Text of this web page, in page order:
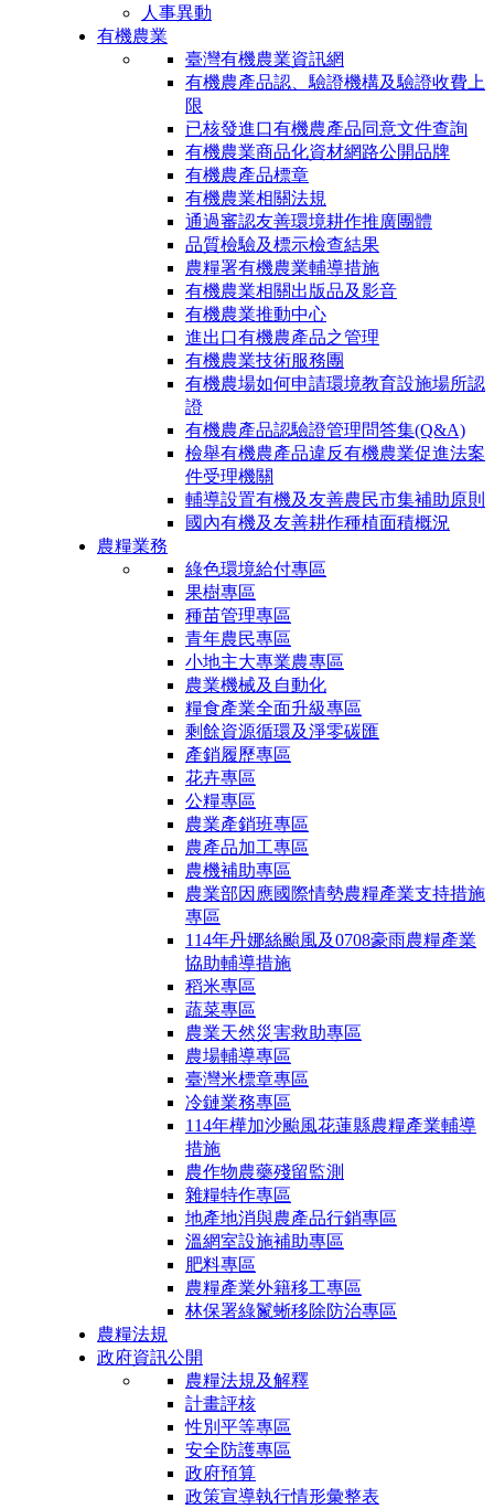
人事異動
有機農業
臺灣有機農業資訊網
有機農產品認、驗證機構及驗證收費上
限
已核發進口有機農產品同意文件查詢
有機農業商品化資材網路公開品牌
有機農產品標章
有機農業相關法規
通過審認友善環境耕作推廣團體
品質檢驗及標示檢查結果
農糧署有機農業輔導措施
有機農業相關出版品及影音
有機農業推動中心
進出口有機農產品之管理
有機農業技術服務團
有機農場如何申請環境教育設施場所認
證
有機農產品認驗證管理問答集(Q&A)
檢舉有機農產品違反有機農業促進法案
件受理機關
輔導設置有機及友善農民市集補助原則
國內有機及友善耕作種植面積概況
農糧業務
綠色環境給付專區
果樹專區
種苗管理專區
青年農民專區
小地主大專業農專區
農業機械及自動化
糧食產業全面升級專區
剩餘資源循環及淨零碳匯
產銷履歷專區
花卉專區
公糧專區
農業產銷班專區
農產品加工專區
農機補助專區
農業部因應國際情勢農糧產業支持措施
專區
114年丹娜絲颱風及0708豪雨農糧產業
協助輔導措施
稻米專區
蔬菜專區
農業天然災害救助專區
農場輔導專區
臺灣米標章專區
冷鏈業務專區
114年樺加沙颱風花蓮縣農糧產業輔導
措施
農作物農藥殘留監測
雜糧特作專區
地產地消與農產品行銷專區
溫網室設施補助專區
肥料專區
農糧產業外籍移工專區
林保署綠鬣蜥移除防治專區
農糧法規
政府資訊公開
農糧法規及解釋
計畫評核
性別平等專區
安全防護專區
政府預算
政策宣導執行情形彙整表